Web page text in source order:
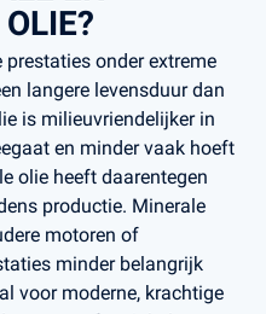
onder extreme
langere levensduur dan
is milieuvriendelijker in
en minder vaak hoeft
olie heeft daarentegen
productie. Minerale
motoren of
minder belangrijk
voor moderne, krachtige